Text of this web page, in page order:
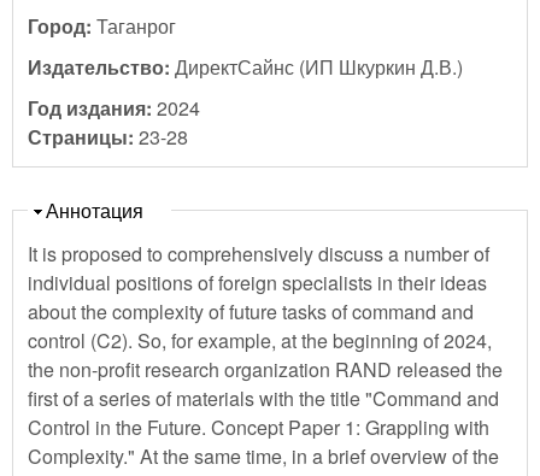
Город: Таганрог
Издательство: ДиректСайнс (ИП Шкуркин Д.В.)
Год издания: 2024
Страницы: 23-28
Скрыть
Аннотация
It is proposed to comprehensively discuss a number of
individual positions of foreign specialists in their ideas
about the complexity of future tasks of command and
control (C2). So, for example, at the beginning of 2024,
the non-profit research organization RAND released the
first of a series of materials with the title "Command and
Control in the Future. Concept Paper 1: Grappling with
Complexity." At the same time, in a brief overview of the